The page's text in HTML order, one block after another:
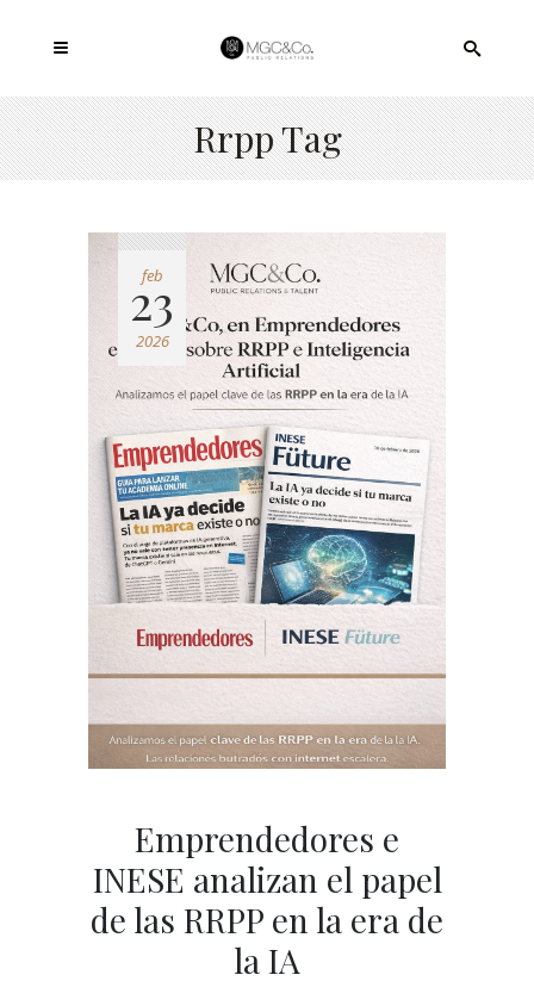
Rrpp Tag
feb
23
2026
Emprendedores e
INESE analizan el papel
de las RRPP en la era de
la IA